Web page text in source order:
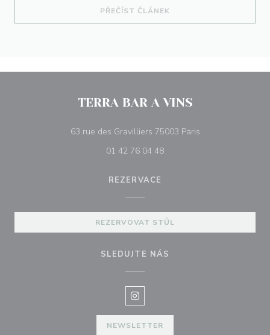
PŘEČÍST ČLÁNEK((OTEVŘE SE V NOVÉM
TERRA BAR A VINS
63 rue des Gravilliers 75003 Paris((otevře se v
01 42 76 04 48
REZERVACE
REZERVOVAT STŮL
SLEDUJTE NÁS
Instagram ((otevře se v novém
NEWSLETTER